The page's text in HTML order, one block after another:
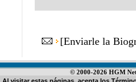
[Enviarle la
© 2000-2026 HGM